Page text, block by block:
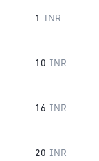
1 INR
10 INR
16 INR
20 INR